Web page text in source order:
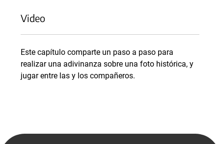
Video
Este capítulo comparte un paso a paso para
realizar una adivinanza sobre una foto histórica, y
jugar entre las y los compañeros.